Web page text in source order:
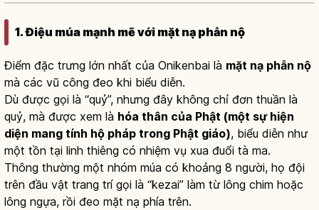
1. Điệu múa mạnh mẽ với mặt nạ phẫn nộ
Điểm đặc trưng lớn nhất của Onikenbai là mặt nạ phẫn nộ
mà các vũ công đeo khi biểu diễn.
Dù được gọi là “quỷ”, nhưng đây không chỉ đơn thuần là
quỷ, mà được xem là hóa thân của Phật (một sự hiện
diện mang tính hộ pháp trong Phật giáo), biểu diễn như
một tồn tại linh thiêng có nhiệm vụ xua đuổi tà ma.
Thông thường một nhóm múa có khoảng 8 người, họ đội
trên đầu vật trang trí gọi là “kezai” làm từ lông chim hoặc
lông ngựa, rồi đeo mặt nạ phía trên.